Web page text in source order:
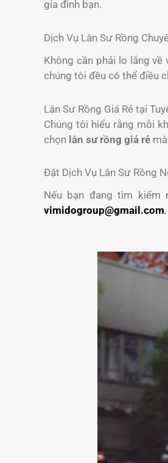
gia đình bạn.
Dịch Vụ Lân Sư Rồng
Không cần phải lo lắng
chúng tôi đều có thể điều
Lân Sư Rồng Giá Rẻ tại
Chúng tôi hiểu rằng mỗi
chọn lân sư rồng giá rẻ
Đặt Dịch Vụ Lân Sư Rồng
Nếu bạn đang tìm kiếm
vimidogroup@gmail.com